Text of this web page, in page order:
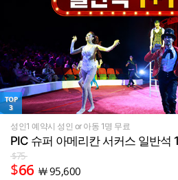
TOP
3
성인1 예약시 성인 or 아동 1명 무료
PIC 슈퍼 아메리칸 서커스 일반석
$75
$66 ￦95,600